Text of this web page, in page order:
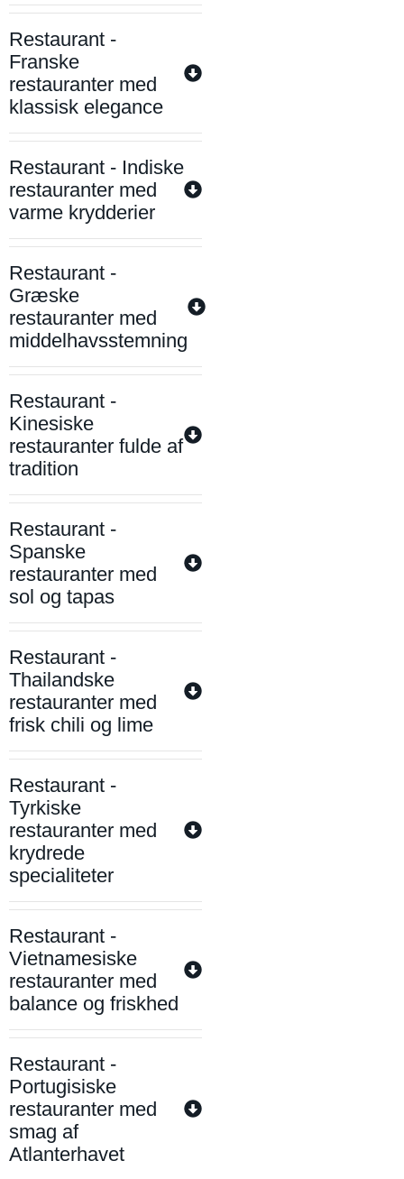
Restaurant -
Franske
restauranter med
klassisk elegance
Restaurant - Indiske
restauranter med
varme krydderier
Restaurant -
Græske
restauranter med
middelhavsstemning
Restaurant -
Kinesiske
restauranter fulde af
tradition
Restaurant -
Spanske
restauranter med
sol og tapas
Restaurant -
Thailandske
restauranter med
frisk chili og lime
Restaurant -
Tyrkiske
restauranter med
krydrede
specialiteter
Restaurant -
Vietnamesiske
restauranter med
balance og friskhed
Restaurant -
Portugisiske
restauranter med
smag af
Atlanterhavet